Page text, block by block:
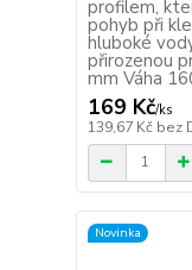
profilem,
pohyb při
hluboké
přirozenou
mm Váha
169 Kč/ks
139,67 Kč bez
Novinka